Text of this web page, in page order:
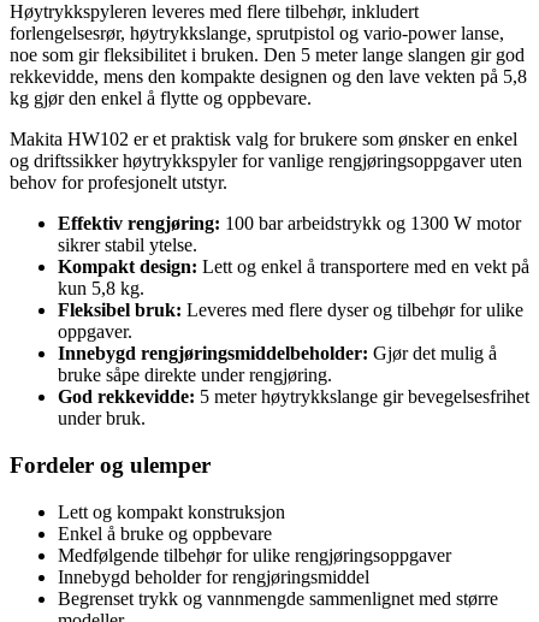
Høytrykkspyleren leveres med flere tilbehør, inkludert
forlengelsesrør, høytrykkslange, sprutpistol og vario-power lanse,
noe som gir fleksibilitet i bruken. Den 5 meter lange slangen gir god
rekkevidde, mens den kompakte designen og den lave vekten på 5,8
kg gjør den enkel å flytte og oppbevare.
Makita HW102 er et praktisk valg for brukere som ønsker en enkel
og driftssikker høytrykkspyler for vanlige rengjøringsoppgaver uten
behov for profesjonelt utstyr.
Effektiv rengjøring: 100 bar arbeidstrykk og 1300 W motor
sikrer stabil ytelse.
Kompakt design: Lett og enkel å transportere med en vekt på
kun 5,8 kg.
Fleksibel bruk: Leveres med flere dyser og tilbehør for ulike
oppgaver.
Innebygd rengjøringsmiddelbeholder: Gjør det mulig å
bruke såpe direkte under rengjøring.
God rekkevidde: 5 meter høytrykkslange gir bevegelsesfrihet
under bruk.
Fordeler og ulemper
Lett og kompakt konstruksjon
Enkel å bruke og oppbevare
Medfølgende tilbehør for ulike rengjøringsoppgaver
Innebygd beholder for rengjøringsmiddel
Begrenset trykk og vannmengde sammenlignet med større